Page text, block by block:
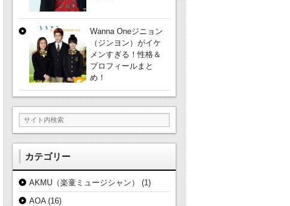
Wanna Oneジニョン
（ジンヨン）がイケ
メンすぎる！性格＆
プロフィールまと
め！
カテゴリー
AKMU（楽童ミュージシャン）
(1)
AOA(16)